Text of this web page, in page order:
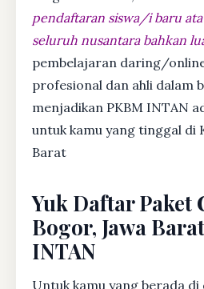
pendaftaran siswa/i baru
seluruh nusantara bahkan
pembelajaran daring/
profesional dan ahli dalam
menjadikan PKBM INTAN
untuk kamu yang tinggal di
Barat
Yuk Daftar Paket
Bogor, Jawa
INTAN
Untuk kamu yang berada di